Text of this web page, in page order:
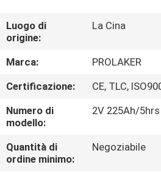
SIAMO
FATORY
TOUR
CONTROLLO
DI
QUALITÀ
Luogo di
origine:
La Cina
Marca:
PROLAKER
Certificazione:
CE, TLC,
Numero di
modello:
2V 225Ah/5hrs
Quantità di
ordine minimo:
Negoziabile